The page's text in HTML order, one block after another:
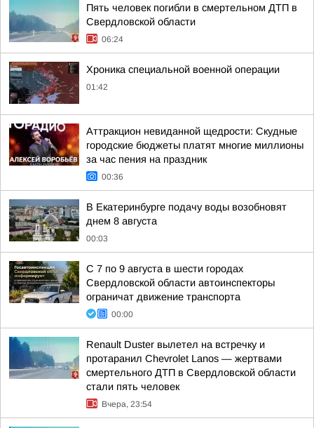
Пять человек погибли в смертельном ДТП в
Свердловской области
06:24
Хроника специальной военной операции
01:42
Аттракцион невиданной щедрости: Скудные
городские бюджеты платят многие миллионы
за час пения на праздник
00:36
В Екатеринбурге подачу воды возобновят
днем 8 августа
00:03
С 7 по 9 августа в шести городах
Свердловской области автоинспекторы
ограничат движение транспорта
00:00
Renault Duster вылетел на встречку и
протаранил Chevrolet Lanos — жертвами
смертельного ДТП в Свердловской области
стали пять человек
Вчера, 23:54